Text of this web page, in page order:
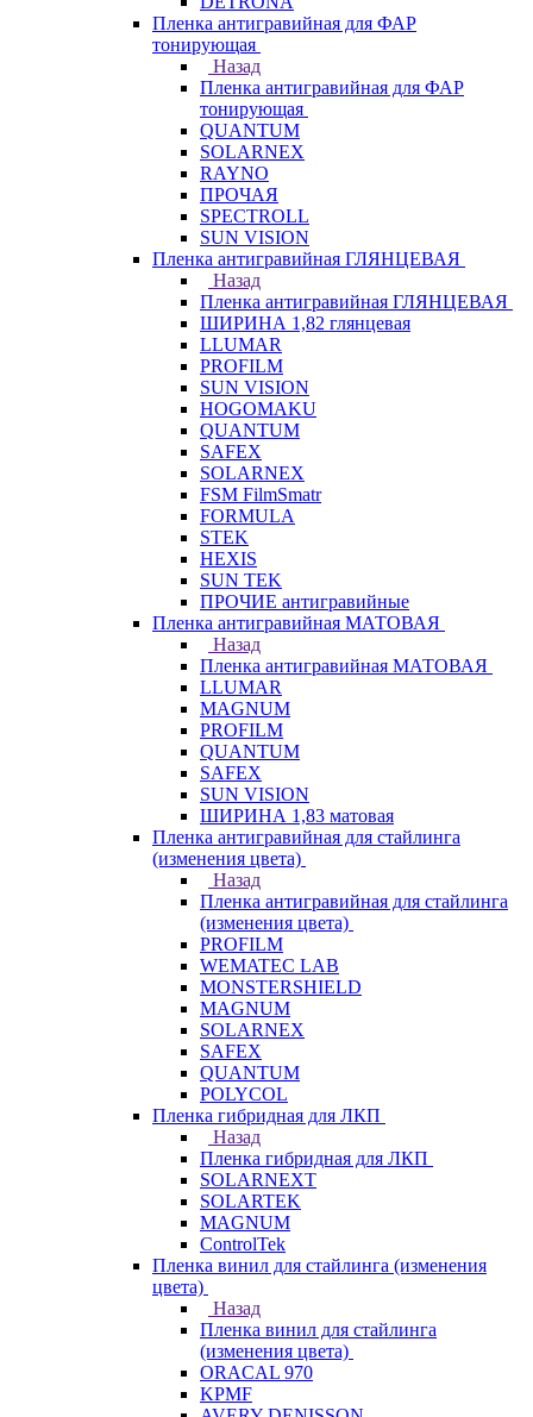
Пленка антигравийная для ФАР
тонирующая
Назад
Пленка антигравийная для ФАР
тонирующая
QUANTUM
SOLARNEX
RAYNO
ПРОЧАЯ
SPECTROLL
SUN VISION
Пленка антигравийная ГЛЯНЦЕВАЯ
Назад
Пленка антигравийная ГЛЯНЦЕВАЯ
ШИРИНА 1,82 глянцевая
LLUMAR
PROFILM
SUN VISION
HOGOMAKU
QUANTUM
SAFEX
SOLARNEX
FSM FilmSmatr
FORMULA
STEK
HEXIS
SUN TEK
ПРОЧИЕ антигравийные
Пленка антигравийная МАТОВАЯ
Назад
Пленка антигравийная МАТОВАЯ
LLUMAR
MAGNUM
PROFILM
QUANTUM
SAFEX
SUN VISION
ШИРИНА 1,83 матовая
Пленка антигравийная для стайлинга
(изменения цвета)
Назад
Пленка антигравийная для стайлинга
(изменения цвета)
PROFILM
WEMATEC LAB
MONSTERSHIELD
MAGNUM
SOLARNEX
SAFEX
QUANTUM
POLYCOL
Пленка гибридная для ЛКП
Назад
Пленка гибридная для ЛКП
SOLARNEXT
SOLARTEK
MAGNUM
ControlTek
Пленка винил для стайлинга (изменения
цвета)
Назад
Пленка винил для стайлинга
(изменения цвета)
ORACAL 970
KPMF